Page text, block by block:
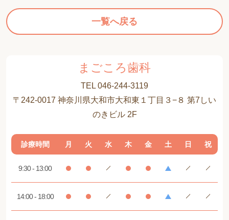
一覧へ戻る
まごころ歯科
TEL 046-244-3119
〒242-0017 神奈川県大和市大和東１丁目３−８ 第7しい
のきビル 2F
診療時間 月 火 水 木 金 土 日 祝
9:30 - 13:00
14:00 - 18:00